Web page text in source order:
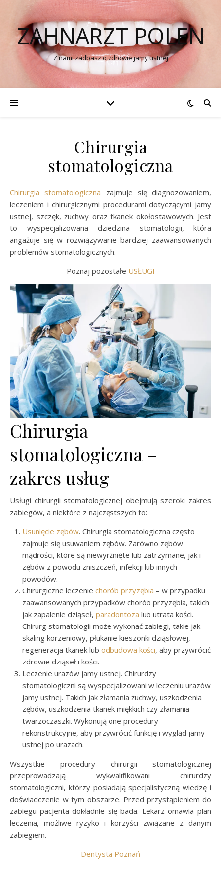
ZAHNARZT POLEN
Z nami zadbasz o zdrowie jamy ustnej
Chirurgia
stomatologiczna
Chirurgia stomatologiczna zajmuje się diagnozowaniem,
leczeniem i chirurgicznymi procedurami dotyczącymi jamy
ustnej, szczęk, żuchwy oraz tkanek okołostawowych. Jest
to wyspecjalizowana dziedzina stomatologii, która
angażuje się w rozwiązywanie bardziej zaawansowanych
problemów stomatologicznych.
Poznaj pozostałe USŁUGI
Chirurgia
stomatologiczna –
zakres usług
Usługi chirurgii stomatologicznej obejmują szeroki zakres
zabiegów, a niektóre z najczęstszych to:
Usunięcie zębów. Chirurgia stomatologiczna często
zajmuje się usuwaniem zębów. Zarówno zębów
mądrości, które są niewyrżnięte lub zatrzymane, jak i
zębów z powodu zniszczeń, infekcji lub innych
powodów.
Chirurgiczne leczenie chorób przyzębia – w przypadku
zaawansowanych przypadków chorób przyzębia, takich
jak zapalenie dziąseł, paradontoza lub utrata kości.
Chirurg stomatologii może wykonać zabiegi, takie jak
skaling korzeniowy, płukanie kieszonki dziąsłowej,
regeneracja tkanek lub odbudowa kości, aby przywrócić
zdrowie dziąseł i kości.
Leczenie urazów jamy ustnej. Chirurdzy
stomatologiczni są wyspecjalizowani w leczeniu urazów
jamy ustnej. Takich jak złamania żuchwy, uszkodzenia
zębów, uszkodzenia tkanek miękkich czy złamania
twarzoczaszki. Wykonują one procedury
rekonstrukcyjne, aby przywrócić funkcję i wygląd jamy
ustnej po urazach.
Wszystkie procedury chirurgii stomatologicznej
przeprowadzają wykwalifikowani chirurdzy
stomatologiczni, którzy posiadają specjalistyczną wiedzę i
doświadczenie w tym obszarze. Przed przystąpieniem do
zabiegu pacjenta dokładnie się bada. Lekarz omawia plan
leczenia, możliwe ryzyko i korzyści związane z danym
zabiegiem.
Dentysta Poznań